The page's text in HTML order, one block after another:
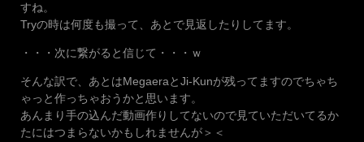
すね。
Tryの時は何度も撮って、あとで見返したりしてます。
・・・次に繋がると信じて・・・ｗ
そんな訳で、あとはMegaeraとJi-Kunが残ってますのでちゃち
ゃっと作っちゃおうかと思います。
あんまり手の込んだ動画作りしてないので見ていただいてるか
たにはつまらないかもしれませんが＞＜